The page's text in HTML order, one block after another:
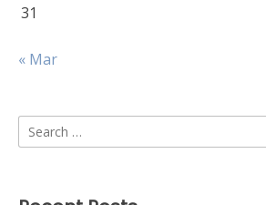
31
« Mar
Search
for: